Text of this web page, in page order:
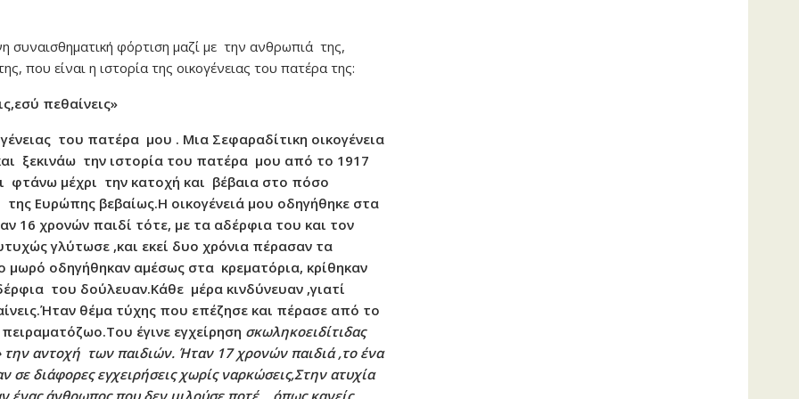
συναισθηματική φόρτιση μαζί με την ανθρωπιά της,
που είναι η ιστορία της οικογένειας του πατέρα της:
πεθαίνεις»
του πατέρα μου . Μια Σεφαραδίτικη οικογένεια
ξεκινάω την ιστορία του πατέρα μου από το 1917
φτάνω μέχρι την κατοχή και βέβαια στο πόσο
Ευρώπης βεβαίως.Η οικογένειά μου οδηγήθηκε στα
χρονών παιδί τότε, με τα αδέρφια του και τον
γλύτωσε ,και εκεί δυο χρόνια πέρασαν τα
οδηγήθηκαν αμέσως στα κρεματόρια, κρίθηκαν
του δούλευαν.Κάθε μέρα κινδύνευαν ,γιατί
θέμα τύχης που επέζησε και πέρασε από το
έγινε εγχείρηση σκωληκοειδίτιδας
την αντοχή των παιδιών. Ήταν 17 χρονών παιδιά ,το ένα
διάφορες εγχειρήσεις χωρίς ναρκώσεις,Στην ατυχία